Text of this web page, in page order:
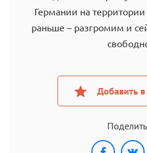
Германии на
раньше – разгромим и
Добавить